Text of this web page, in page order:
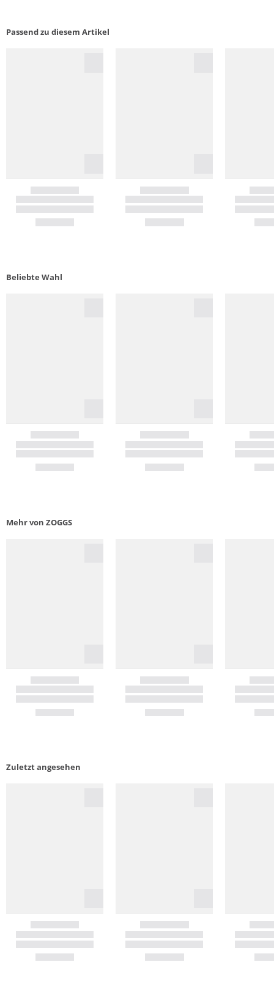
Passend zu diesem Artikel
Beliebte Wahl
Mehr von ZOGGS
Zuletzt angesehen